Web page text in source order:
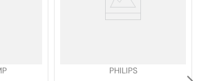
PHILIPS